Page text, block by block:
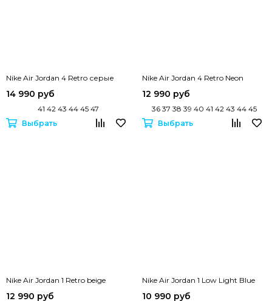
Nike Air Jordan 4 Retro серые
14 990 руб
41 42 43 44 45 47
Выбрать
Nike Air Jordan 4 Retro Neon
12 990 руб
36 37 38 39 40 41 42 43 44 45
Выбрать
Nike Air Jordan 1 Retro beige
12 990 руб
Nike Air Jordan 1 Low Light Blue
10 990 руб